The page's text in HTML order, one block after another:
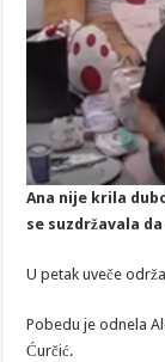
Ana nije krila
se suzdržavala
U petak uveče
Pobedu je odnela
Ćurčić.